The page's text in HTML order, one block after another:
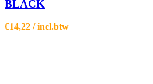
BLACK
€14,22 / incl.btw